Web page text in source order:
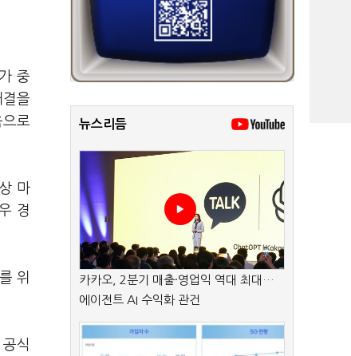
중
을
로
마
경
위
식
뉴스리듬
카카오, 2분기 매출·영업익 역대 최대…
에이전트 AI 수익화 관건